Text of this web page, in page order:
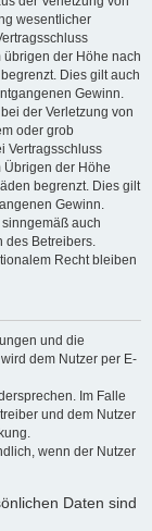
wesentlicher
der Höhe nach
Dies gilt auch
Gewinn.
der Verletzung von
oder grob
Vertragsschluss
der Höhe
begrenzt. Dies gilt
Gewinn.
auch
Betreibers.
Recht bleiben
und die
dem Nutzer per E-
Im Falle
und dem Nutzer
wenn der Nutzer
Daten sind